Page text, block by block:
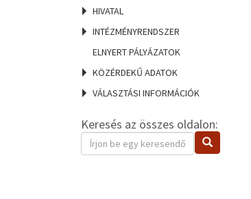
HIVATAL
INTÉZMÉNYRENDSZER
ELNYERT PÁLYÁZATOK
KÖZÉRDEKŰ ADATOK
VÁLASZTÁSI INFORMÁCIÓK
Keresés az összes oldalon:
Keresendő
kifejezés
Keresés